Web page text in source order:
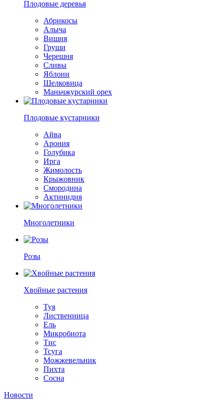
Плодовые деревья
Абрикосы
Алыча
Вишня
Груши
Черешня
Сливы
Яблони
Шелковица
Маньчжурский орех
Плодовые кустарники
Айва
Арония
Голубика
Ирга
Жимолость
Крыжовник
Смородина
Актинидия
Многолетники
Розы
Хвойные растения
Туя
Лиственница
Ель
Микробиота
Тис
Тсуга
Можжевельник
Пихта
Сосна
Новости